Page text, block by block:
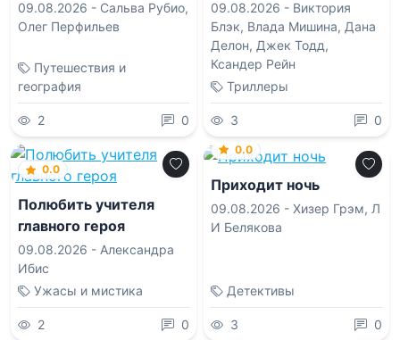
09.08.2026 - Сальва Рубио,
Олег Перфильев
Путешествия и
география
2 0
09.08.2026 - Виктория
Блэк, Влада Мишина, Дана
Делон, Джек Тодд,
Ксандер Рейн
Триллеры
3 0
0.0
Полюбить учителя
главного героя
09.08.2026 - Александра
Ибис
Ужасы и мистика
2 0
0.0
Приходит ночь
09.08.2026 - Хизер Грэм, Л
И Белякова
Детективы
3 0